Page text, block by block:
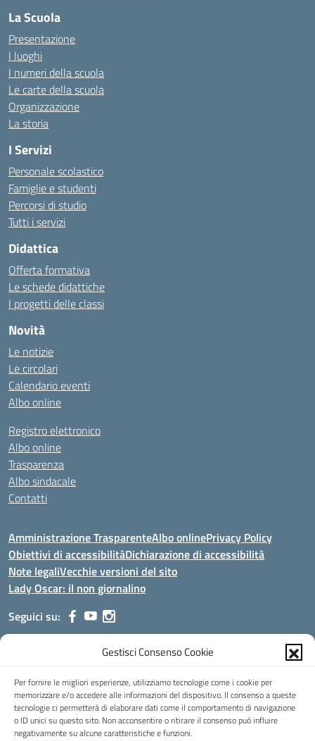
Gestisci Consenso Cookie
Per fornire le migliori esperienze, utilizziamo tecnologie come i cookie per
memorizzare e/o accedere alle informazioni del dispositivo. Il consenso a queste
tecnologie ci permetterà di elaborare dati come il comportamento di navigazione
o ID unici su questo sito. Non acconsentire o ritirare il consenso può influire
negativamente su alcune caratteristiche e funzioni.
La Scuola
Presentazione
I luoghi
I numeri della scuola
Le carte della scuola
Organizzazione
La storia
I Servizi
Personale scolastico
Famiglie e studenti
Percorsi di studio
Tutti i servizi
Didattica
Offerta formativa
Le schede didattiche
I progetti delle classi
Novità
Le notizie
Le circolari
Calendario eventi
Albo online
Registro elettronico
Albo online
Trasparenza
Albo sindacale
Contatti
Amministrazione TrasparenteAlbo onlinePrivacy Policy
Obiettivi di accessibilitàDichiarazione di accessibilità
Note legaliVecchie versioni del sito
Lady Oscar: il non giornalino
Seguici su:
Viale Aldo Moro, 51 - 24021 Albino (Bg)
Posta elettronica certificata (PEC):bgis00900b@pec.istruzione.it
Codice fiscale: 95002390169
Codice meccanografico:BGIS00900B